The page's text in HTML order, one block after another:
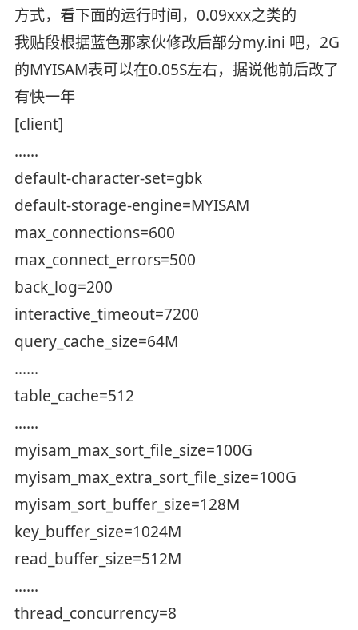
方式，看下面的运行时间，0.09xxx之类的
我贴段根据蓝色那家伙修改后部分my.ini 吧，2G
的MYISAM表可以在0.05S左右，据说他前后改了
有快一年
[client]
……
default-character-set=gbk
default-storage-engine=MYISAM
max_connections=600
max_connect_errors=500
back_log=200
interactive_timeout=7200
query_cache_size=64M
……
table_cache=512
……
myisam_max_sort_file_size=100G
myisam_max_extra_sort_file_size=100G
myisam_sort_buffer_size=128M
key_buffer_size=1024M
read_buffer_size=512M
……
thread_concurrency=8